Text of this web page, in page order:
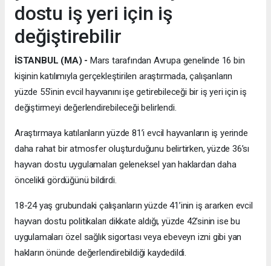
dostu iş yeri için iş
değiştirebilir
İSTANBUL (MA) - Mars tarafından Avrupa genelinde 16 bin
kişinin katılımıyla gerçekleştirilen araştırmada, çalışanların
yüzde 55’inin evcil hayvanını işe getirebileceği bir iş yeri için iş
değiştirmeyi değerlendirebileceği belirlendi.
Araştırmaya katılanların yüzde 81’i evcil hayvanların iş yerinde
daha rahat bir atmosfer oluşturduğunu belirtirken, yüzde 36’sı
hayvan dostu uygulamaları geleneksel yan haklardan daha
öncelikli gördüğünü bildirdi.
18-24 yaş grubundaki çalışanların yüzde 41’inin iş ararken evcil
hayvan dostu politikaları dikkate aldığı, yüzde 42’sinin ise bu
uygulamaları özel sağlık sigortası veya ebeveyn izni gibi yan
hakların önünde değerlendirebildiği kaydedildi.